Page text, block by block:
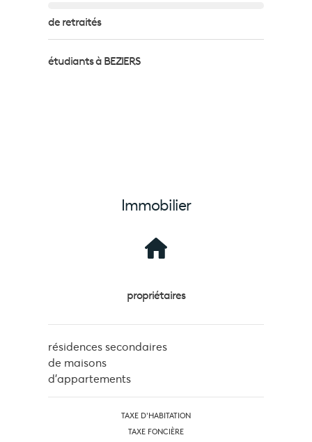
de retraités
étudiants à BEZIERS
Immobilier
propriétaires
résidences secondaires
de maisons
d'appartements
TAXE D'HABITATION
TAXE FONCIÈRE